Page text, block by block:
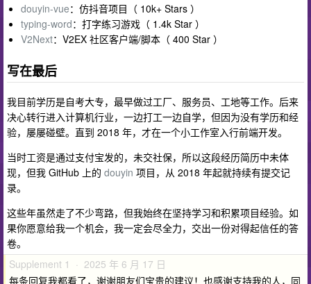
douyin-vue：仿抖音项目（ 10k+ Stars ）
typing-word：打字练习游戏（ 1.4k Star ）
V2Next：V2EX 社区客户端/脚本（ 400 Star ）
写在最后
我目前学历是自考大专，最早做过工厂、服务员、工地等工作。后来
决心转行进入计算机行业，一边打工一边自学，但因为没有学历和经
验，屡屡碰壁。直到 2018 年，才在一个小工作室入行前端开发。
当时工资是通过支付宝发的，未交社保，所以这段经历简历中未体
现，但我 GitHub 上的 douyin 项目，从 2018 年起就持续有提交记
录。
这些年虽然走了不少弯路，但我始终在坚持学习和积累项目经验。如
果你愿意给我一个机会，我一定会尽全力，交出一份对得起信任的答
卷。
Supplement 1 · 2025 年 6 月 17 日
每条回复我都看了，谢谢朋友们宝贵的建议！也感谢支持我的人，同